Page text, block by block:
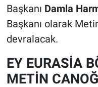
Başkanı Damla
Başkanı olarak
devralacak.
EY EURASİA
METİN